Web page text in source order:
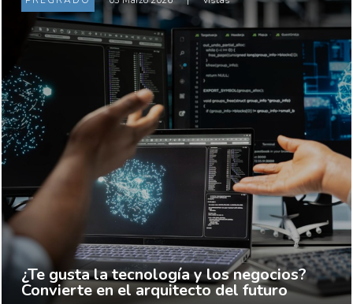
¿Te gusta la tecnología y los negocios?
Convierte en el arquitecto del futuro